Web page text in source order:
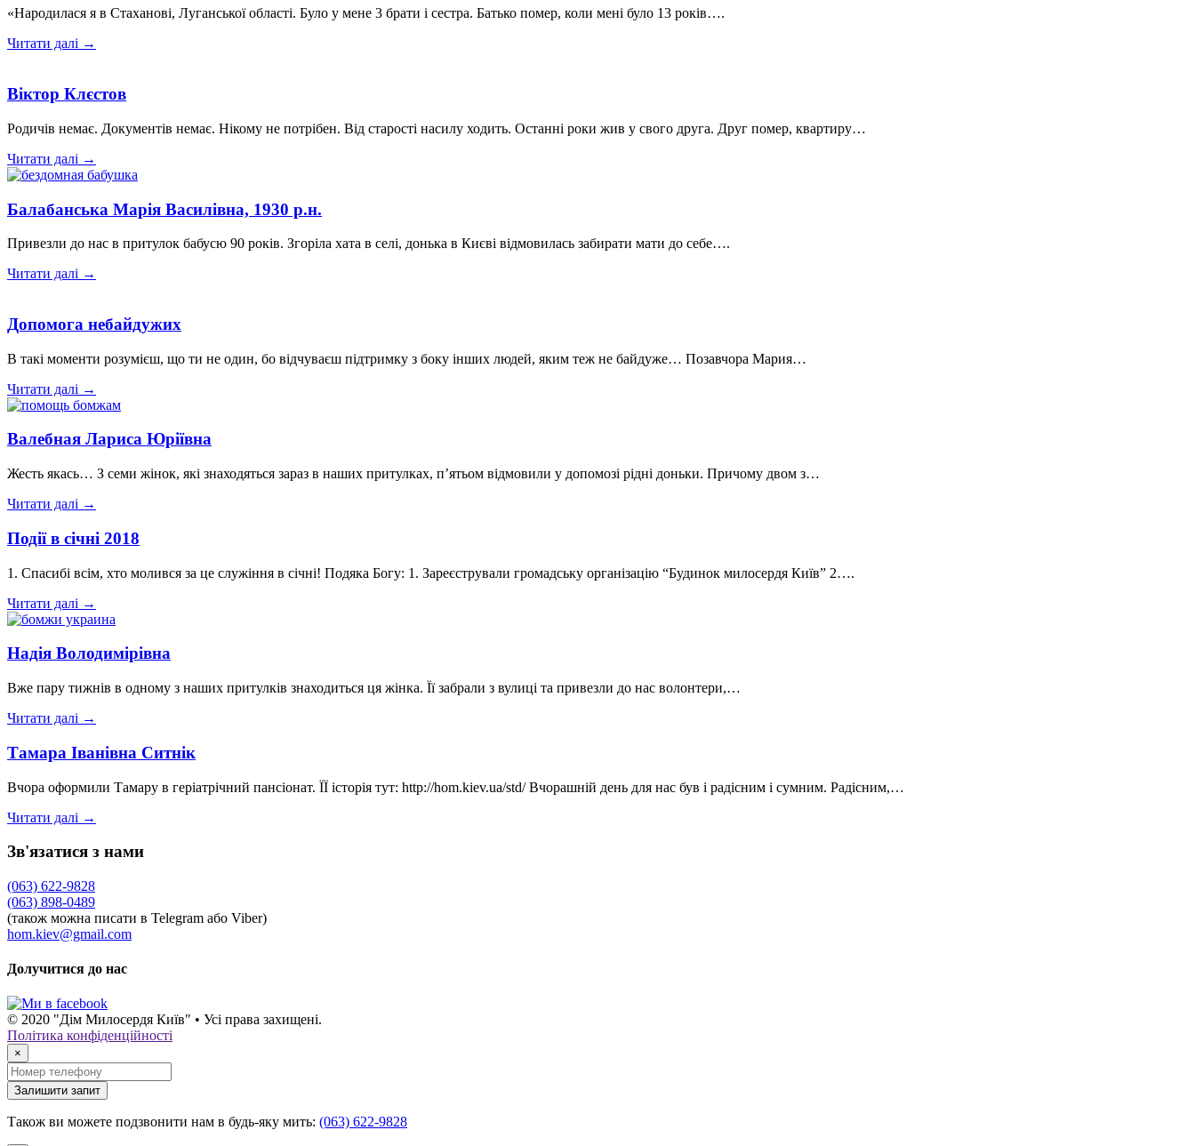
«Народилася я в Стаханові, Луганської області. Було у мене 3 брати і сестра. Батько помер, коли мені було 13 років….
Читати далі →
Віктор Клєстов
Родичів немає. Документів немає. Нікому не потрібен. Від старості насилу ходить. Останні роки жив у свого друга. Друг помер, квартиру…
Читати далі →
Балабанська Марія Василівна, 1930 р.н.
Привезли до нас в притулок бабусю 90 років. Згоріла хата в селі, донька в Києві відмовилась забирати мати до себе….
Читати далі →
Допомога небайдужих
В такі моменти розумієш, що ти не один, бо відчуваєш підтримку з боку інших людей, яким теж не байдуже… Позавчора Мария…
Читати далі →
Валебная Лариса Юріївна
Жесть якась… З семи жінок, які знаходяться зараз в наших притулках, п’ятьом відмовили у допомозі рідні доньки. Причому двом з…
Читати далі →
Події в січні 2018
1. Спасибі всім, хто молився за це служіння в січні! Подяка Богу: 1. Зареєстрували громадську організацію “Будинок милосердя Київ” 2….
Читати далі →
Надія Володимірівна
Вже пару тижнів в одному з наших притулків знаходиться ця жінка. Її забрали з вулиці та привезли до нас волонтери,…
Читати далі →
Тамара Іванівна Ситнік
Вчора оформили Тамару в геріатрічний пансіонат. ЇЇ історія тут: http://hom.kiev.ua/std/ Вчорашній день для нас був і радісним і сумним. Радісним,…
Читати далі →
Зв'язатися з нами
(063) 622-9828
(063) 898-0489
(також можна писати в Telegram або Viber)
hom.kiev@gmail.com
Долучитися до нас
© 2020 "Дім Милосердя Київ" • Усі права захищені.
Політика конфіденційності
×
Залишити запит
Також ви можете подзвонити нам в будь-яку мить: (063) 622-9828